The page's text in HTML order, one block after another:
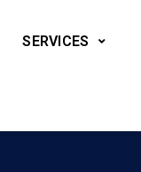
SERVICES